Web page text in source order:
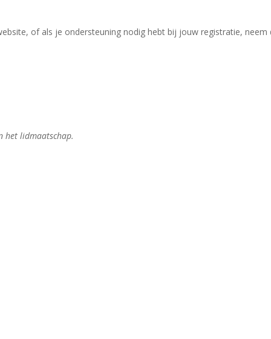
of als je ondersteuning nodig hebt bij jouw registratie,
het lidmaatschap.